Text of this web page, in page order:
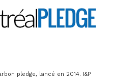
pledge, lancé en 2014. I&P